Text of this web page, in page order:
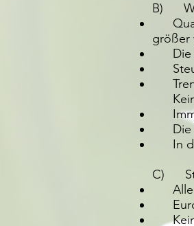
B)
größer
Die
Die
In
C)
Alle